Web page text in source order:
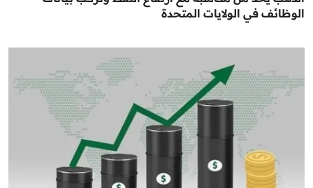
الوظائف في الولايات المتحدة